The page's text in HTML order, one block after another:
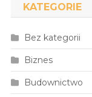
KATEGORIE
Bez kategorii
Biznes
Budownictwo